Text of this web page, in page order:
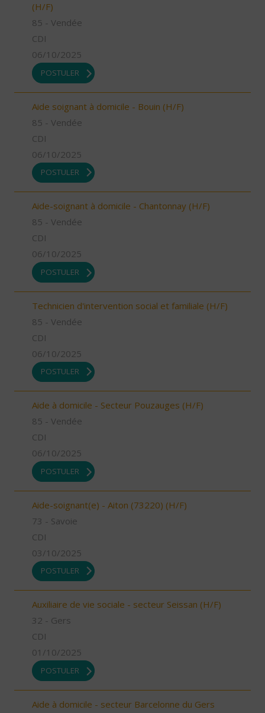
(H/F)
85 - Vendée
CDI
06/10/2025
POSTULER
Aide soignant à domicile - Bouin (H/F)
85 - Vendée
CDI
06/10/2025
POSTULER
Aide-soignant à domicile - Chantonnay (H/F)
85 - Vendée
CDI
06/10/2025
POSTULER
Technicien d'intervention social et familiale (H/F)
85 - Vendée
CDI
06/10/2025
POSTULER
Aide à domicile - Secteur Pouzauges (H/F)
85 - Vendée
CDI
06/10/2025
POSTULER
Aide-soignant(e) - Aiton (73220) (H/F)
73 - Savoie
CDI
03/10/2025
POSTULER
Auxiliaire de vie sociale - secteur Seissan (H/F)
32 - Gers
CDI
01/10/2025
POSTULER
Aide à domicile - secteur Barcelonne du Gers